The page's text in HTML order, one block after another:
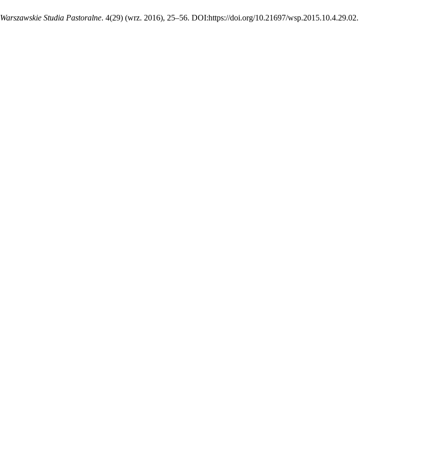
Warszawskie Studia Pastoralne. 4(29) (wrz. 2016), 25–56. DOI:https://doi.org/10.21697/wsp.2015.10.4.29.02.